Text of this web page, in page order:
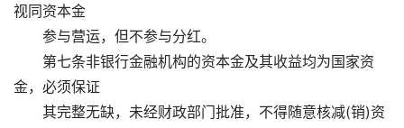
视同资本金
参与营运，但不参与分红。
第七条非银行金融机构的资本金及其收益均为国家资
金，必须保证
其完整无缺，未经财政部门批准，不得随意核减(销)资